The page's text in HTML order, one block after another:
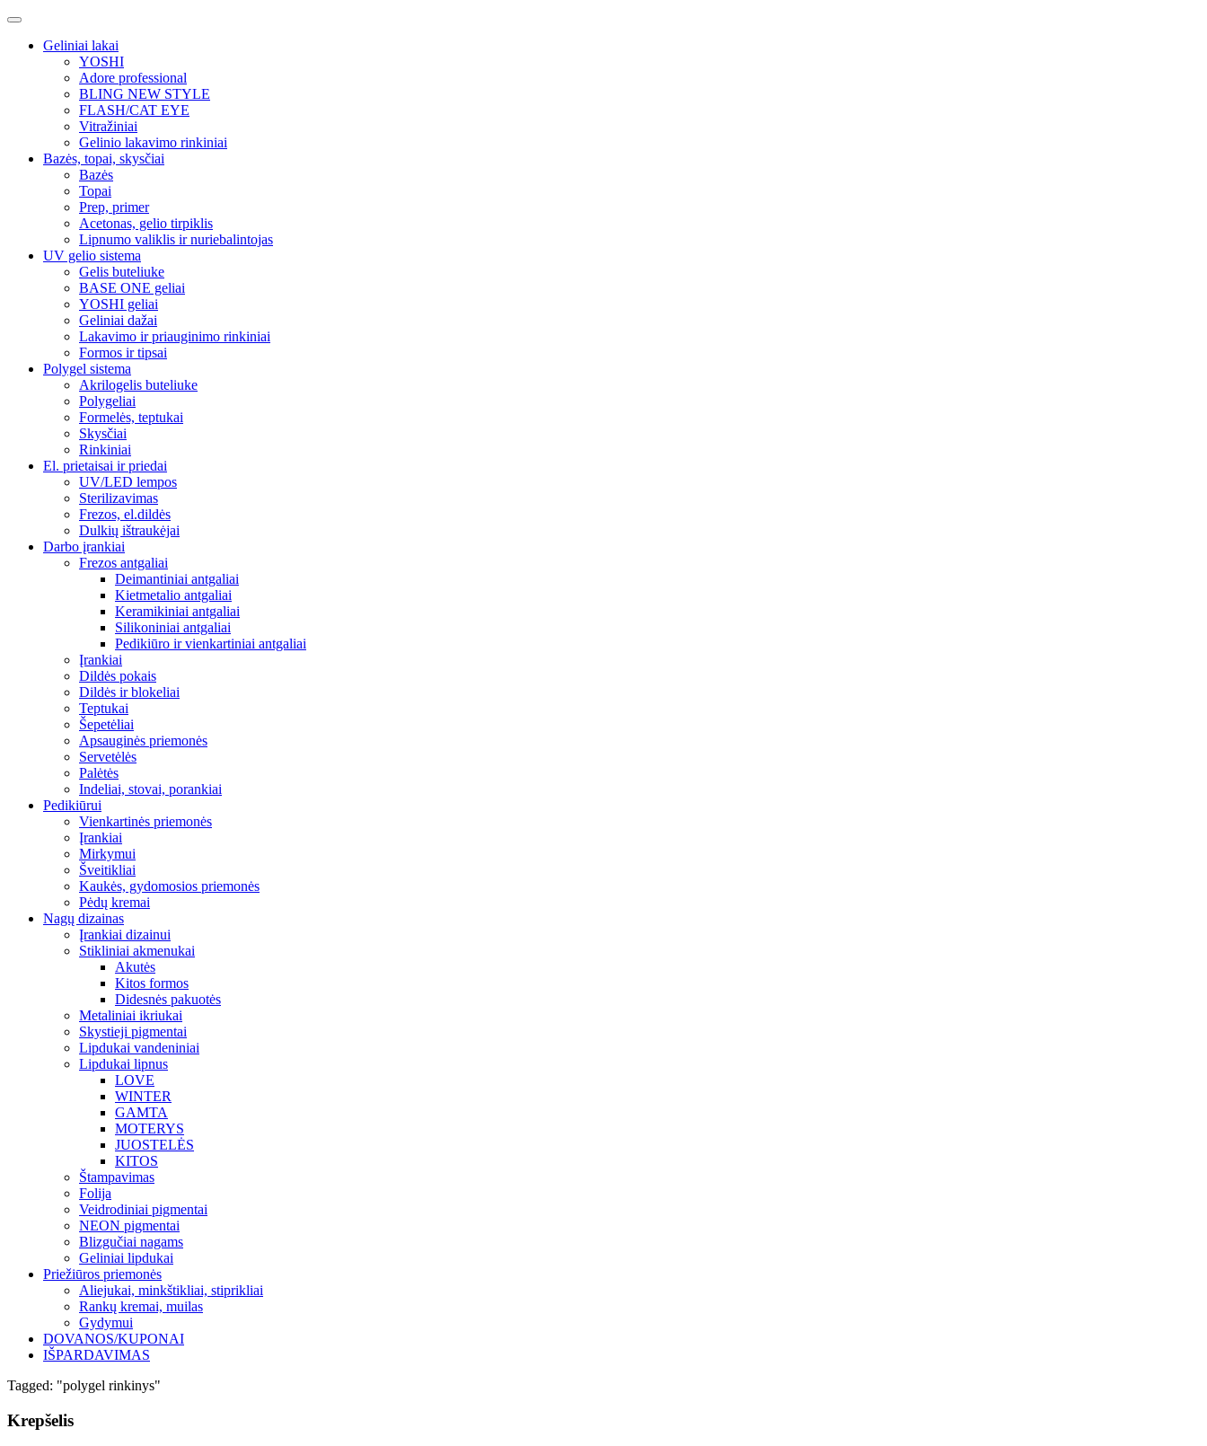
Geliniai lakai
YOSHI
Adore professional
BLING NEW STYLE
FLASH/CAT EYE
Vitražiniai
Gelinio lakavimo rinkiniai
Bazės, topai, skysčiai
Bazės
Topai
Prep, primer
Acetonas, gelio tirpiklis
Lipnumo valiklis ir nuriebalintojas
UV gelio sistema
Gelis buteliuke
BASE ONE geliai
YOSHI geliai
Geliniai dažai
Lakavimo ir priauginimo rinkiniai
Formos ir tipsai
Polygel sistema
Akrilogelis buteliuke
Polygeliai
Formelės, teptukai
Skysčiai
Rinkiniai
El. prietaisai ir priedai
UV/LED lempos
Sterilizavimas
Frezos, el.dildės
Dulkių ištraukėjai
Darbo įrankiai
Frezos antgaliai
Deimantiniai antgaliai
Kietmetalio antgaliai
Keramikiniai antgaliai
Silikoniniai antgaliai
Pedikiūro ir vienkartiniai antgaliai
Įrankiai
Dildės pokais
Dildės ir blokeliai
Teptukai
Šepetėliai
Apsauginės priemonės
Servetėlės
Palėtės
Indeliai, stovai, porankiai
Pedikiūrui
Vienkartinės priemonės
Įrankiai
Mirkymui
Šveitikliai
Kaukės, gydomosios priemonės
Pėdų kremai
Nagų dizainas
Įrankiai dizainui
Stikliniai akmenukai
Akutės
Kitos formos
Didesnės pakuotės
Metaliniai ikriukai
Skystieji pigmentai
Lipdukai vandeniniai
Lipdukai lipnus
LOVE
WINTER
GAMTA
MOTERYS
JUOSTELĖS
KITOS
Štampavimas
Folija
Veidrodiniai pigmentai
NEON pigmentai
Blizgučiai nagams
Geliniai lipdukai
Priežiūros priemonės
Aliejukai, minkštikliai, stiprikliai
Rankų kremai, muilas
Gydymui
DOVANOS/KUPONAI
IŠPARDAVIMAS
Tagged: "polygel rinkinys"
Krepšelis